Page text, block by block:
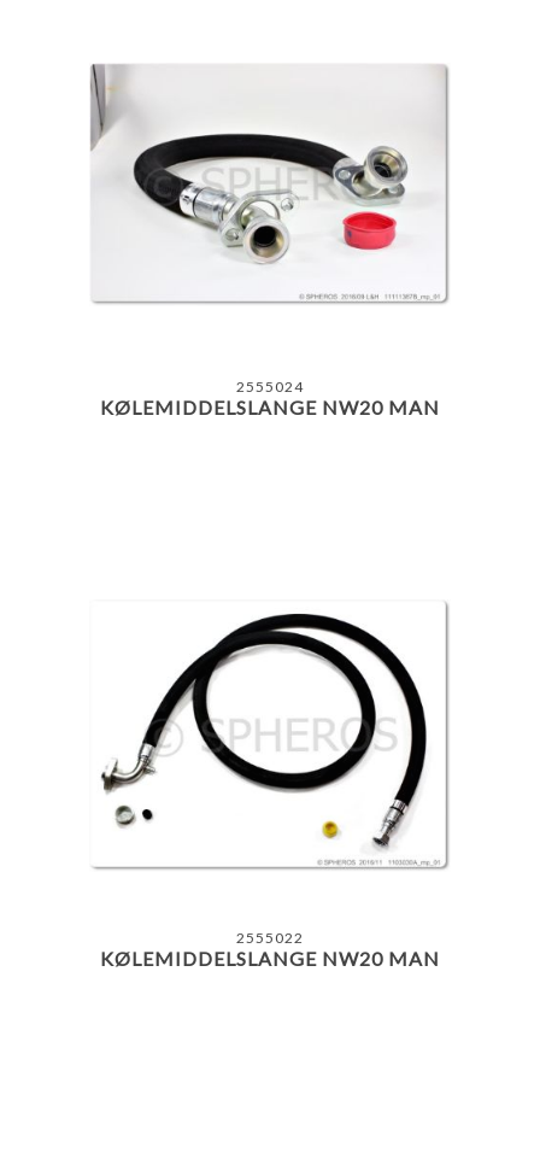
2555024
KØLEMIDDELSLANGE NW20 MAN
2555022
KØLEMIDDELSLANGE NW20 MAN